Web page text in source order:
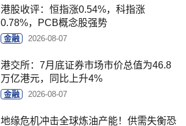
港股收评：恒指涨0.54%，科指涨
0.78%，PCB概念股强势
金融 2026-08-07
港交所：7月底证券市场市价总值为46.8
万亿港元，同比上升4%
金融 2026-08-07
地缘危机冲击全球炼油产能！供需失衡恐